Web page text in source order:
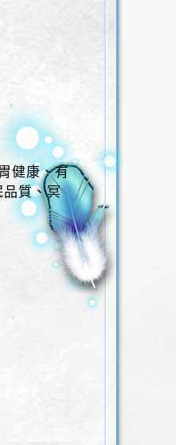
健康、有
質、冥